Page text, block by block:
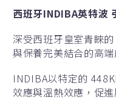
西班牙INDIBA英特波
深受西班牙皇室青睞
與保養完美結合的高
INDIBA以特定的
效應與溫熱效應，促